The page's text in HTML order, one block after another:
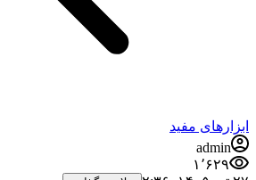
ابزارهای مفید
admin
۱٬۶۲۹